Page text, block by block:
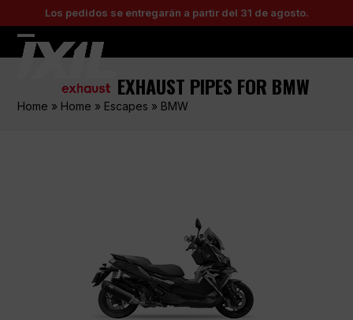
to
content
Los pedidos se entregarán a partir del 31 de agosto.
Open
menu
Close
menu
EXHAUST PIPES FOR BMW
Home » Home » Escapes » BMW